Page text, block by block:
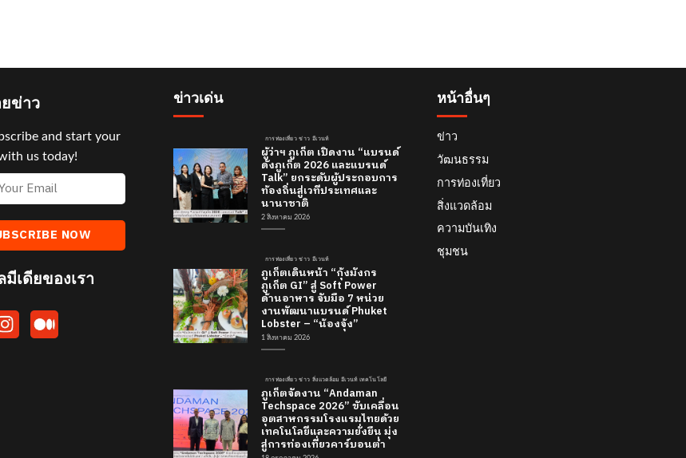
ข่าว
and start your
us today!
มีเดียของเรา
ข่าวเด่น
การท่องเที่ยว ข่าว อีเวนท์
ผู้ว่าฯ ภูเก็ต เปิดงาน “แบรนด์
ดังภูเก็ต 2026 และแบรนด์
Talk” ยกระดับผู้ประกอบการ
ท้องถิ่นสู่เวทีประเทศและ
นานาชาติ
2 สิงหาคม 2026
การท่องเที่ยว ข่าว อีเวนท์
ภูเก็ตเดินหน้า “กุ้งมังกร
ภูเก็ต GI” สู่ Soft Power
ด้านอาหาร จับมือ 7 หน่วย
งานพัฒนาแบรนด์ Phuket
Lobster – “น้องจุ้ง”
1 สิงหาคม 2026
การท่องเที่ยว ข่าว สิ่งแวดล้อม อีเวนท์ เทคโนโลยี
ภูเก็ตจัดงาน “Andaman
Techspace 2026” ขับเคลื่อน
อุตสาหกรรมโรงแรมไทยด้วย
เทคโนโลยีและความยั่งยืน มุ่ง
สู่การท่องเที่ยวคาร์บอนต่ำ
หน้าอื่นๆ
ข่าว
วัฒนธรรม
การท่องเที่ยว
สิ่งแวดล้อม
ความบันเทิง
ชุมชน